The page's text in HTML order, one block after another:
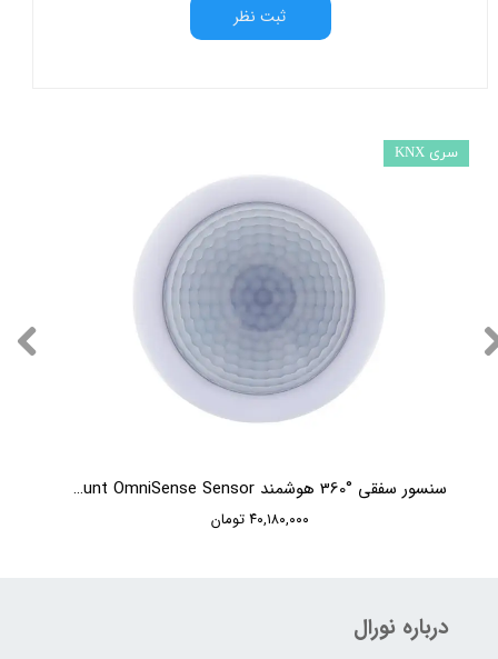
ثبت نظر
سنسور سفقی °360 هوشمند KNX HDL Surface Mount OmniSense Sensor
۴۰,۱۸۰,۰۰۰ تومان
سری KNX
درباره نورال